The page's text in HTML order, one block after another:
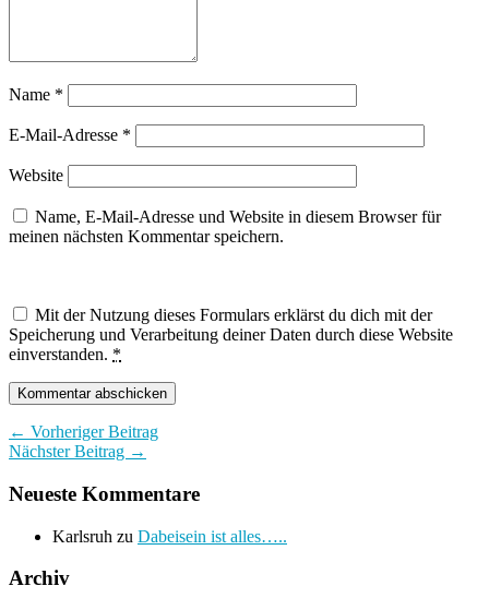
Name *
E-Mail-Adresse *
Website
Name, E-Mail-Adresse und Website in diesem Browser für
meinen nächsten Kommentar speichern.
Mit der Nutzung dieses Formulars erklärst du dich mit der
Speicherung und Verarbeitung deiner Daten durch diese Website
einverstanden. *
← Vorheriger Beitrag
Nächster Beitrag →
Neueste Kommentare
Karlsruh zu Dabeisein ist alles…..
Archiv